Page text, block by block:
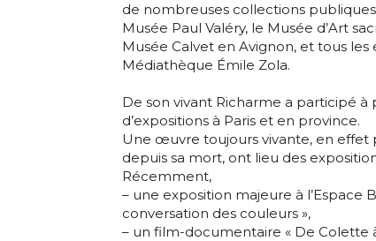
Nom
Statut /
Nom
Statut /
de nombreuses collections
Musée Paul Valéry, le Musée d’Art
Musée Calvet en Avignon, et tous les
Médiathèque Émile Zola.
De son vivant Richarme a participé à
d’expositions à Paris et en province.
Une œuvre toujours vivante, en effet
depuis sa mort, ont lieu des
Récemment,
– une exposition majeure à l’Espace
conversation des couleurs »,
– un film-documentaire « De Colette